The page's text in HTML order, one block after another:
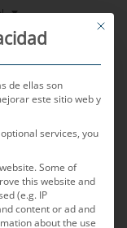
This
de ellas son
este sitio web y
services, you
Some of
this website and
(e.g. IP
content or ad and
about the use